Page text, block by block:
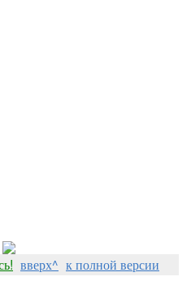
вверх^ к полной версии